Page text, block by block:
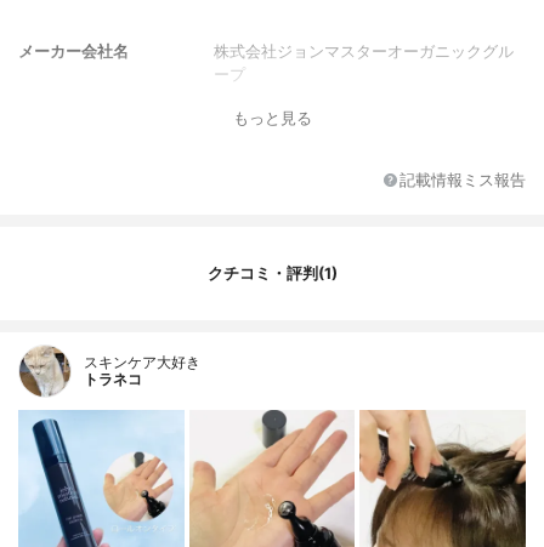
メーカー会社名
株式会社ジョンマスターオーガニックグル
ープ
もっと見る
記載情報ミス報告
クチコミ・評判(1)
スキンケア大好き
トラネコ